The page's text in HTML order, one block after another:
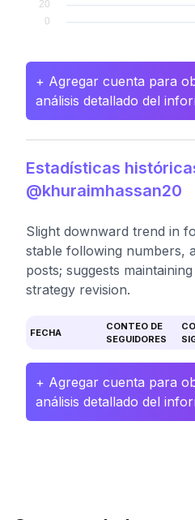
+ Agregar cuenta para
análisis detallado del
Estadísticas
@khuraimhassan20
Slight downward trend in
stable following numbers,
posts; suggests
strategy revision.
FECHA
CONTEO DE
SEGUIDORES
+ Agregar cuenta para
análisis detallado del